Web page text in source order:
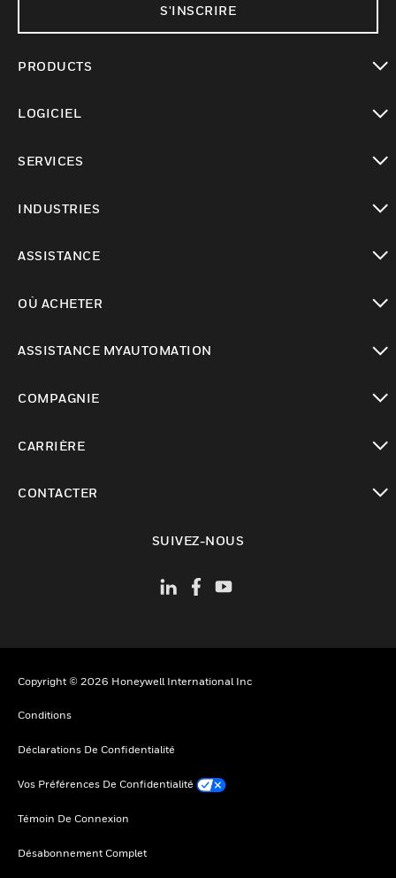
S'INSCRIRE
PRODUCTS
LOGICIEL
SERVICES
INDUSTRIES
ASSISTANCE
OÙ ACHETER
ASSISTANCE MYAUTOMATION
COMPAGNIE
CARRIÈRE
CONTACTER
SUIVEZ-NOUS
Copyright © 2026 Honeywell International Inc
Conditions
Déclarations De Confidentialité
Vos Préférences De Confidentialité
Témoin De Connexion
Désabonnement Complet